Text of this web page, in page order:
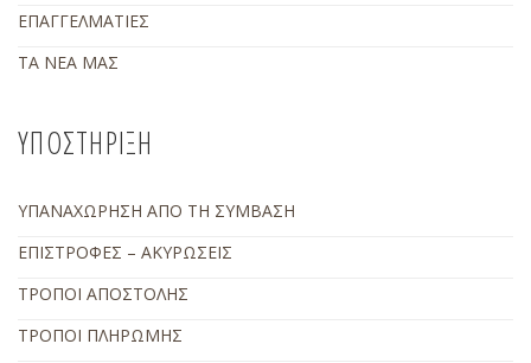
ΕΠΑΓΓΕΛΜΑΤΙΕΣ
ΤΑ ΝΕΑ ΜΑΣ
ΥΠΟΣΤΗΡΙΞΗ
ΥΠΑΝΑΧΩΡΗΣΗ ΑΠΟ ΤΗ ΣΥΜΒΑΣΗ
ΕΠΙΣΤΡΟΦΕΣ – ΑΚΥΡΩΣΕΙΣ
ΤΡΟΠΟΙ ΑΠΟΣΤΟΛΗΣ
ΤΡΟΠΟΙ ΠΛΗΡΩΜΗΣ